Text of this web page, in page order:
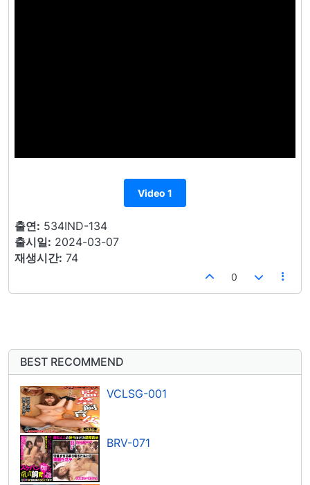
Video 1
출연: 534IND-134
출시일: 2024-03-07
재생시간: 74
0
BEST RECOMMEND
VCLSG-001
BRV-071